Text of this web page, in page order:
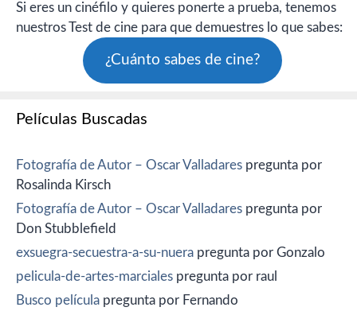
Si eres un cinéfilo y quieres ponerte a prueba, tenemos
nuestros Test de cine para que demuestres lo que sabes:
¿Cuánto sabes de cine?
Películas Buscadas
Fotografía de Autor – Oscar Valladares pregunta por
Rosalinda Kirsch
Fotografía de Autor – Oscar Valladares pregunta por
Don Stubblefield
exsuegra-secuestra-a-su-nuera pregunta por Gonzalo
pelicula-de-artes-marciales pregunta por raul
Busco película pregunta por Fernando